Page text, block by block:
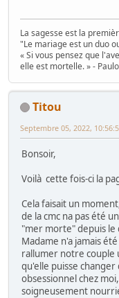
La sagesse est la
"Le mariage est un duo
« Si vous pensez que
elle est mortelle. » -
Titou
Septembre 05, 2022,
Bonsoir,
Voilà cette fois-ci la
Cela faisait un
de la cmc na pas été
"mer morte" depuis le
Madame n'a jamais
rallumer notre couple
qu'elle puisse changer
obsessionnel chez
soigneusement